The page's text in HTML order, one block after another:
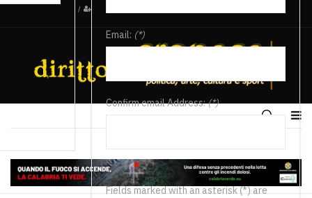
/
Email: (*)
Confirm email Address:(*)
Fields marked with an asterisk (*) are